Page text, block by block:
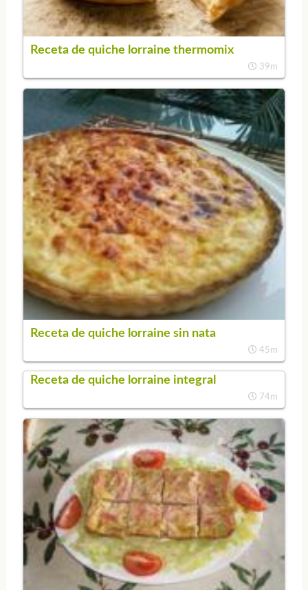
Receta de quiche lorraine thermomix
39m
Receta de quiche lorraine sin nata
45m
Receta de quiche lorraine integral
74m